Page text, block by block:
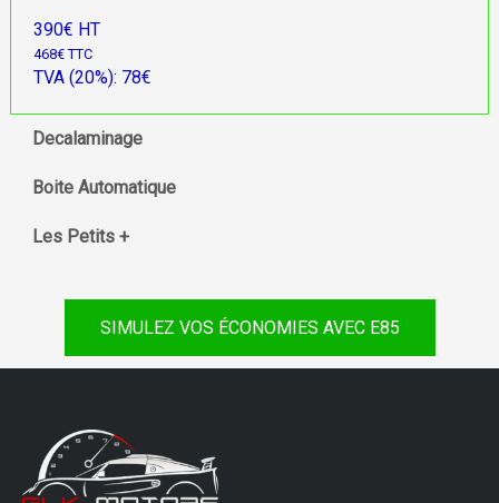
390€ HT
468€ TTC
TVA (20%): 78€
Decalaminage
Boite Automatique
Les Petits +
SIMULEZ VOS ÉCONOMIES AVEC E85